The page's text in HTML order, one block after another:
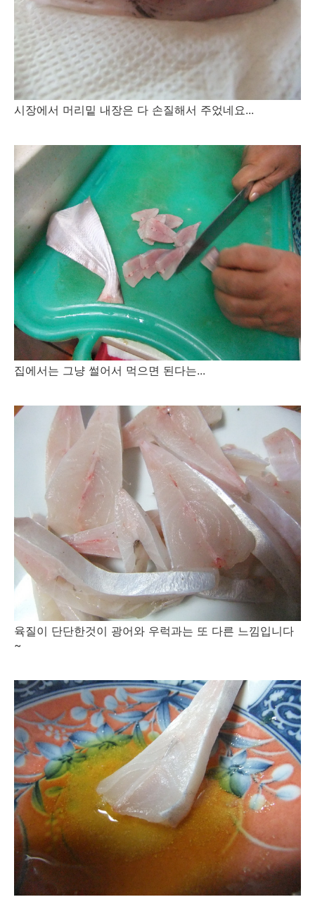
시장에서 머리밑 내장은 다 손질해서 주었네요...
집에서는 그냥 썰어서 먹으면 된다는...
육질이 단단한것이 광어와 우럭과는 또 다른 느낌입니다
~